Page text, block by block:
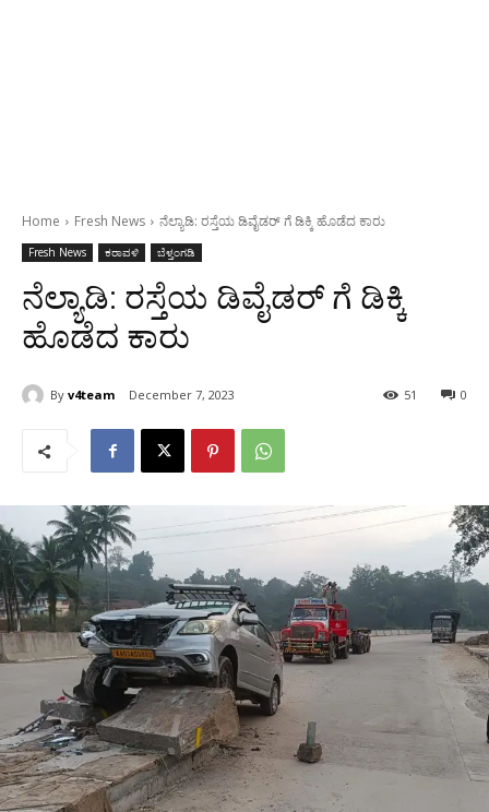
Home Fresh News ನೆಲ್ಯಾಡಿ: ರಸ್ತೆಯ ಡಿವೈಡರ್ ಗೆ ಡಿಕ್ಕಿ ಹೊಡೆದ ಕಾರು
Fresh News ಕರಾವಳಿ ಬೆಳ್ತಂಗಡಿ
ನೆಲ್ಯಾಡಿ: ರಸ್ತೆಯ ಡಿವೈಡರ್ ಗೆ ಡಿಕ್ಕಿ
ಹೊಡೆದ ಕಾರು
By v4team December 7, 2023 0
51